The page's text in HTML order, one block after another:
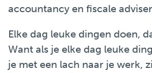
accountancy en fiscale
Elke dag leuke dingen doen,
Want als je elke dag leuke
je met een lach naar je werk,